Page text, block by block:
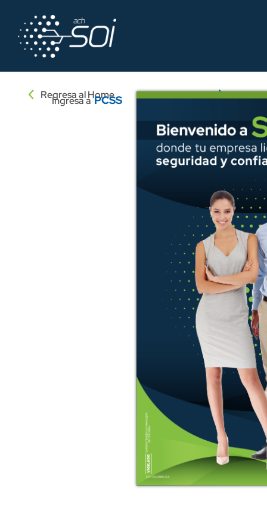
Regresa al Home
Ingresa aPCSS